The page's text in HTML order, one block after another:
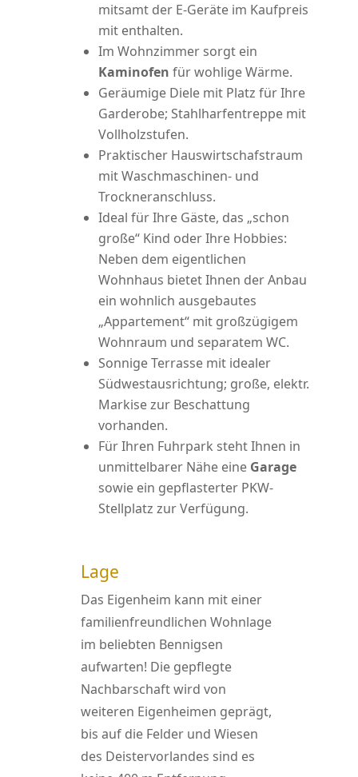
mitsamt der E-Geräte im Kaufpreis
mit enthalten.
Im Wohnzimmer sorgt ein
Kaminofen für wohlige Wärme.
Geräumige Diele mit Platz für Ihre
Garderobe; Stahlharfentreppe mit
Vollholzstufen.
Praktischer Hauswirtschafstraum
mit Waschmaschinen- und
Trockneranschluss.
Ideal für Ihre Gäste, das „schon
große“ Kind oder Ihre Hobbies:
Neben dem eigentlichen
Wohnhaus bietet Ihnen der Anbau
ein wohnlich ausgebautes
„Appartement“ mit großzügigem
Wohnraum und separatem WC.
Sonnige Terrasse mit idealer
Südwestausrichtung; große, elektr.
Markise zur Beschattung
vorhanden.
Für Ihren Fuhrpark steht Ihnen in
unmittelbarer Nähe eine Garage
sowie ein gepflasterter PKW-
Stellplatz zur Verfügung.
Lage
Das Eigenheim kann mit einer
familienfreundlichen Wohnlage
im beliebten Bennigsen
aufwarten! Die gepflegte
Nachbarschaft wird von
weiteren Eigenheimen geprägt,
bis auf die Felder und Wiesen
des Deistervorlandes sind es